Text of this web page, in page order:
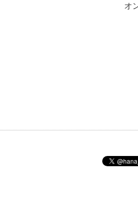
オ